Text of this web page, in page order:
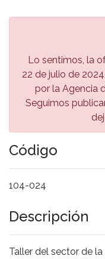
Lo sentimos, la
22 de julio de
por la Agencia
Seguimos
Código
104-024
Descripción
Taller del sector de